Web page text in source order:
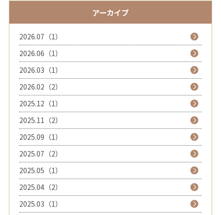
アーカイブ
2026.07（1）
2026.06（1）
2026.03（1）
2026.02（2）
2025.12（1）
2025.11（2）
2025.09（1）
2025.07（2）
2025.05（1）
2025.04（2）
2025.03（1）